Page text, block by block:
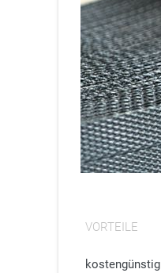
VORTEILE
kostengünstig